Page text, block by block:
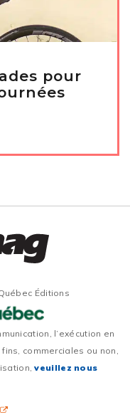
pour
Éditions
l’exécution en
commerciales ou non,
veuillez nous